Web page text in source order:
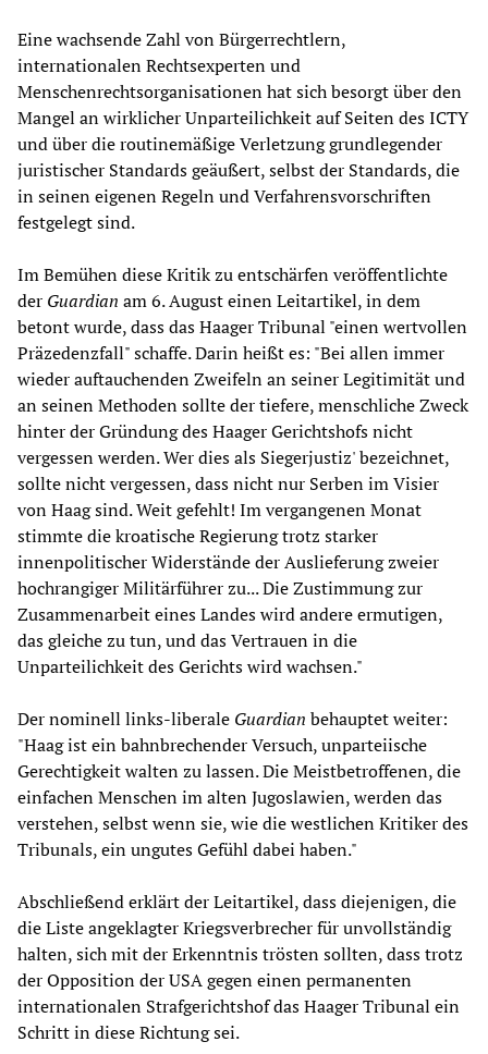
Eine wachsende Zahl von Bürgerrechtlern,
internationalen Rechtsexperten und
Menschenrechtsorganisationen hat sich besorgt über den
Mangel an wirklicher Unparteilichkeit auf Seiten des ICTY
und über die routinemäßige Verletzung grundlegender
juristischer Standards geäußert, selbst der Standards, die
in seinen eigenen Regeln und Verfahrensvorschriften
festgelegt sind.
Im Bemühen diese Kritik zu entschärfen veröffentlichte
der Guardian am 6. August einen Leitartikel, in dem
betont wurde, dass das Haager Tribunal "einen wertvollen
Präzedenzfall" schaffe. Darin heißt es: "Bei allen immer
wieder auftauchenden Zweifeln an seiner Legitimität und
an seinen Methoden sollte der tiefere, menschliche Zweck
hinter der Gründung des Haager Gerichtshofs nicht
vergessen werden. Wer dies als Siegerjustiz' bezeichnet,
sollte nicht vergessen, dass nicht nur Serben im Visier
von Haag sind. Weit gefehlt! Im vergangenen Monat
stimmte die kroatische Regierung trotz starker
innenpolitischer Widerstände der Auslieferung zweier
hochrangiger Militärführer zu... Die Zustimmung zur
Zusammenarbeit eines Landes wird andere ermutigen,
das gleiche zu tun, und das Vertrauen in die
Unparteilichkeit des Gerichts wird wachsen."
Der nominell links-liberale Guardian behauptet weiter:
"Haag ist ein bahnbrechender Versuch, unparteiische
Gerechtigkeit walten zu lassen. Die Meistbetroffenen, die
einfachen Menschen im alten Jugoslawien, werden das
verstehen, selbst wenn sie, wie die westlichen Kritiker des
Tribunals, ein ungutes Gefühl dabei haben."
Abschließend erklärt der Leitartikel, dass diejenigen, die
die Liste angeklagter Kriegsverbrecher für unvollständig
halten, sich mit der Erkenntnis trösten sollten, dass trotz
der Opposition der USA gegen einen permanenten
internationalen Strafgerichtshof das Haager Tribunal ein
Schritt in diese Richtung sei.